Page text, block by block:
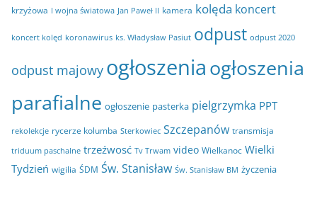
krzyżowa I wojna światowa Jan Paweł II kamera kolęda koncert
koncert kolęd koronawirus ks. Władysław Pasiut odpust odpust 2020
odpust majowy ogłoszeniaogłoszenia
parafialne ogłoszenie pasterka pielgrzymka PPT
rekolekcje rycerze kolumba Sterkowiec Szczepanów transmisja
triduum paschalne trzeźwosć Tv Trwam video Wielkanoc Wielki
Tydzień wigilia ŚDM Św. Stanisław Św. Stanisław BM życzenia